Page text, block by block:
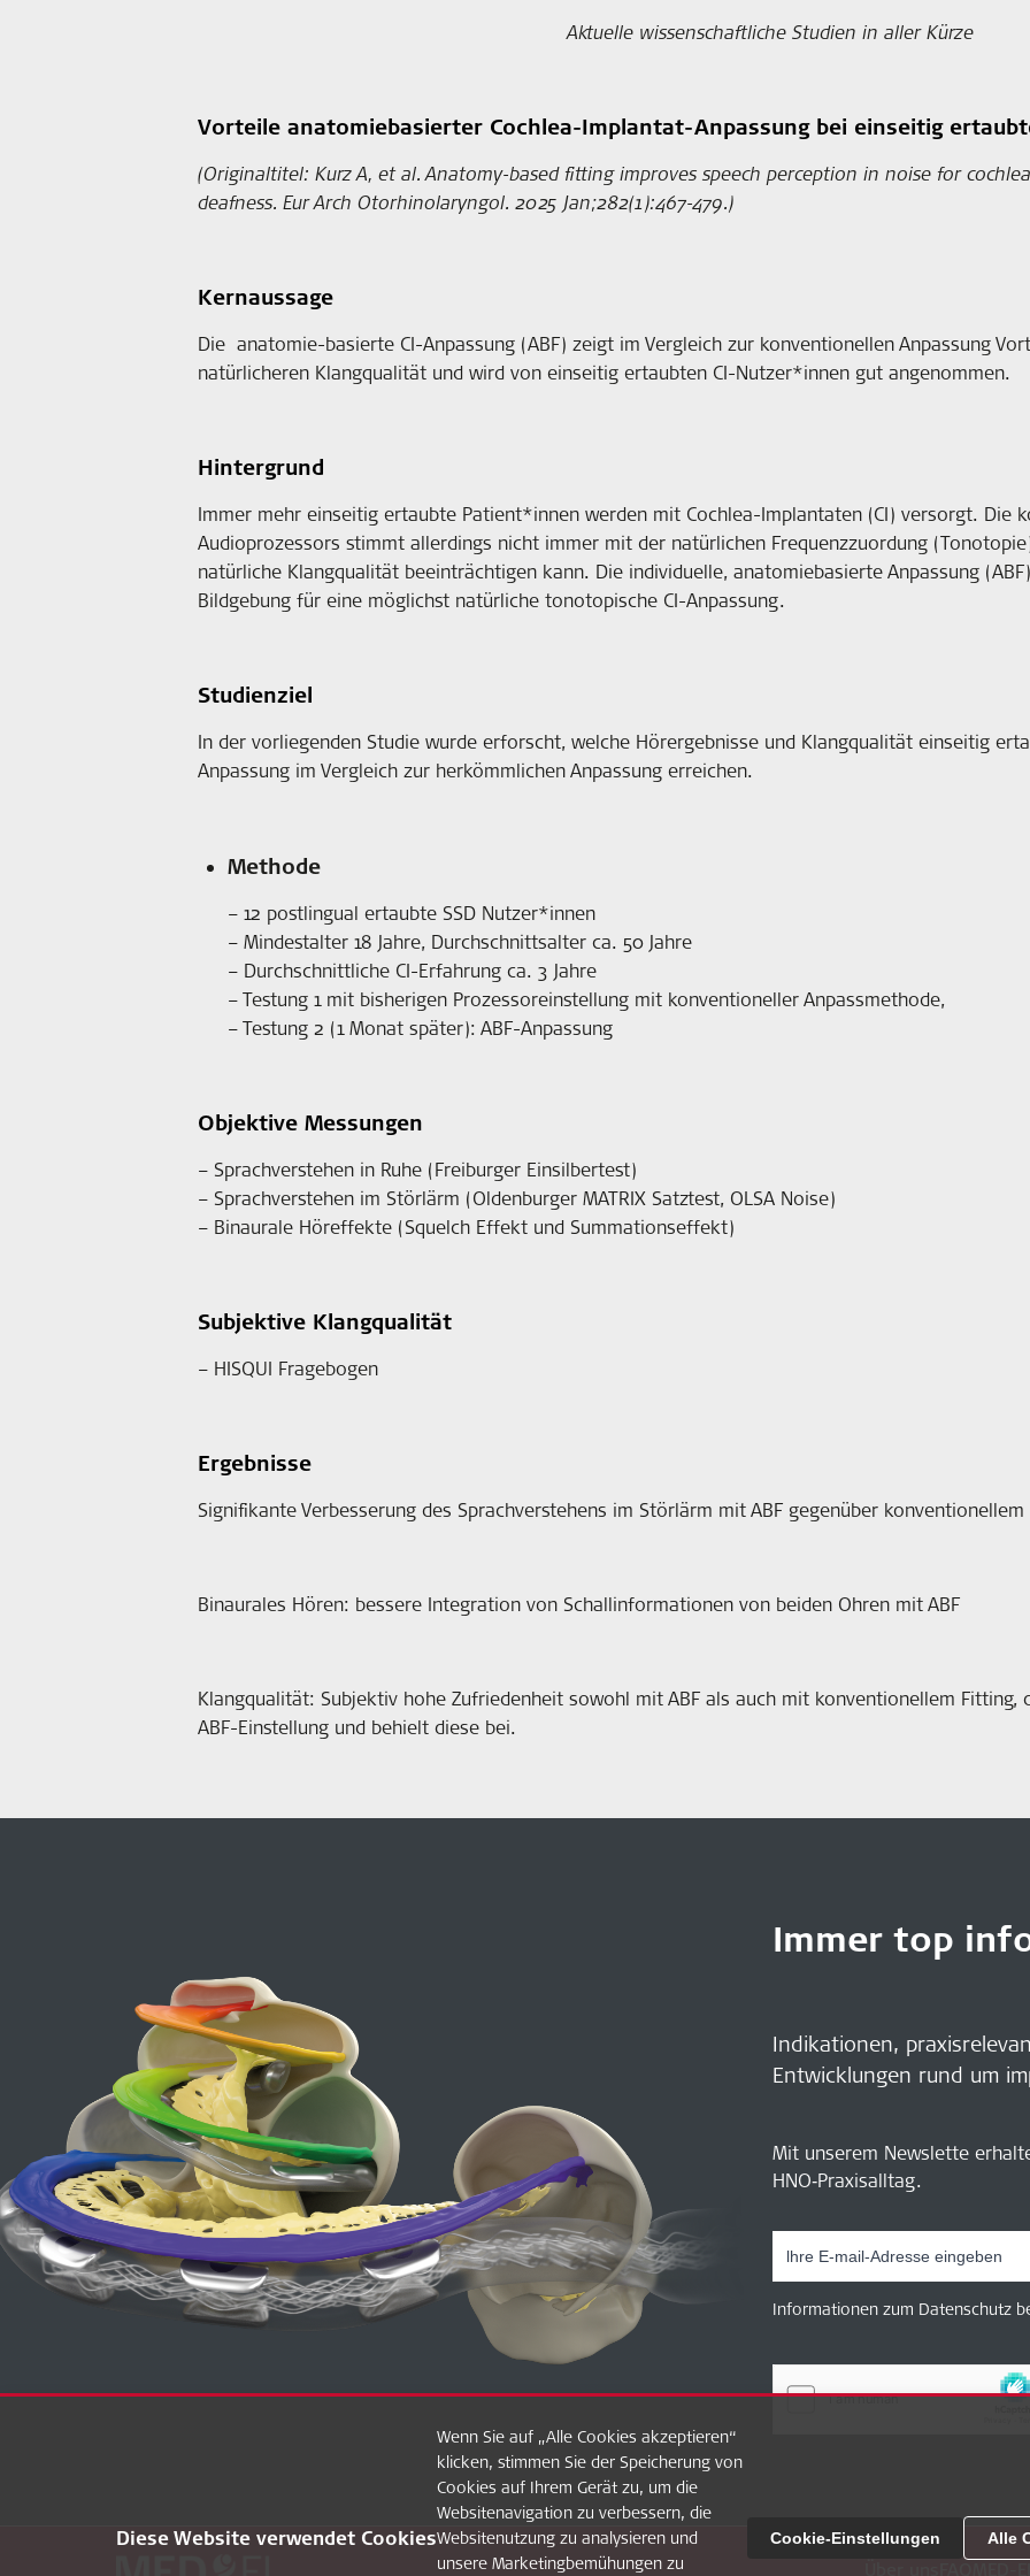
Aktuelle wissenschaftliche Studien in aller Kürze
Vorteile anatomiebasierter Cochlea-Implantat-Anpassung bei einseitig
(Originaltitel: Kurz A, et al. Anatomy-based fitting improves speech perception in noise for
deafness. Eur Arch Otorhinolaryngol. 2025 Jan;282(1):467-479.)
Kernaussage
Die anatomie-basierte CI-Anpassung (ABF) zeigt im Vergleich zur konventionellen Anpassung
natürlicheren Klangqualität und wird von einseitig ertaubten CI-Nutzer*innen gut angenommen.
Hintergrund
Immer mehr einseitig ertaubte Patient*innen werden mit Cochlea-Implantaten (CI) versorgt. Die
Audioprozessors stimmt allerdings nicht immer mit der natürlichen Frequenzzuordung
natürliche Klangqualität beeinträchtigen kann. Die individuelle, anatomiebasierte Anpassung
Bildgebung für eine möglichst natürliche tonotopische CI-Anpassung.
Studienziel
In der vorliegenden Studie wurde erforscht, welche Hörergebnisse und Klangqualität einseitig
Anpassung im Vergleich zur herkömmlichen Anpassung erreichen.
Methode
– 12 postlingual ertaubte SSD Nutzer*innen
– Mindestalter 18 Jahre, Durchschnittsalter ca. 50 Jahre
– Durchschnittliche CI-Erfahrung ca. 3 Jahre
– Testung 1 mit bisherigen Prozessoreinstellung mit konventioneller Anpassmethode,
– Testung 2 (1 Monat später): ABF-Anpassung
Objektive Messungen
– Sprachverstehen in Ruhe (Freiburger Einsilbertest)
– Sprachverstehen im Störlärm (Oldenburger MATRIX Satztest, OLSA Noise)
– Binaurale Höreffekte (Squelch Effekt und Summationseffekt)
Subjektive Klangqualität
– HISQUI Fragebogen
Ergebnisse
Signifikante Verbesserung des Sprachverstehens im Störlärm mit ABF gegenüber
Binaurales Hören: bessere Integration von Schallinformationen von beiden Ohren mit ABF
Klangqualität: Subjektiv hohe Zufriedenheit sowohl mit ABF als auch mit konventionellem Fitting,
ABF-Einstellung und behielt diese bei.
Immer top
Indikationen,
Entwicklungen rund um
Mit unserem Newslette
HNO‑Praxisalltag.
Informationen zum Datenschutz
Diese Website verwendet Cookies
Wenn Sie auf „Alle Cookies akzeptieren“
klicken, stimmen Sie der Speicherung von
Cookies auf Ihrem Gerät zu, um die
Websitenavigation zu verbessern, die
Websitenutzung zu analysieren und
unsere Marketingbemühungen zu
Cookie-Einstellungen Alle